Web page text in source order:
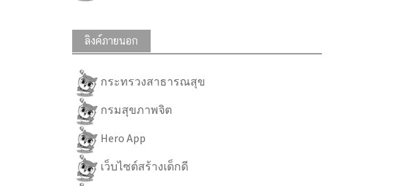
ลิงค์ภายนอก
กระทรวงสาธารณสุข
กรมสุขภาพจิต
Hero App
เว็บไซต์สร้างเด็กดี